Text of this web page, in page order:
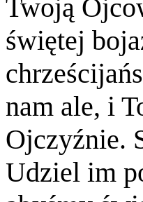
Twoją
świętej
nam ale, i
Ojczyźnie.
Udziel im